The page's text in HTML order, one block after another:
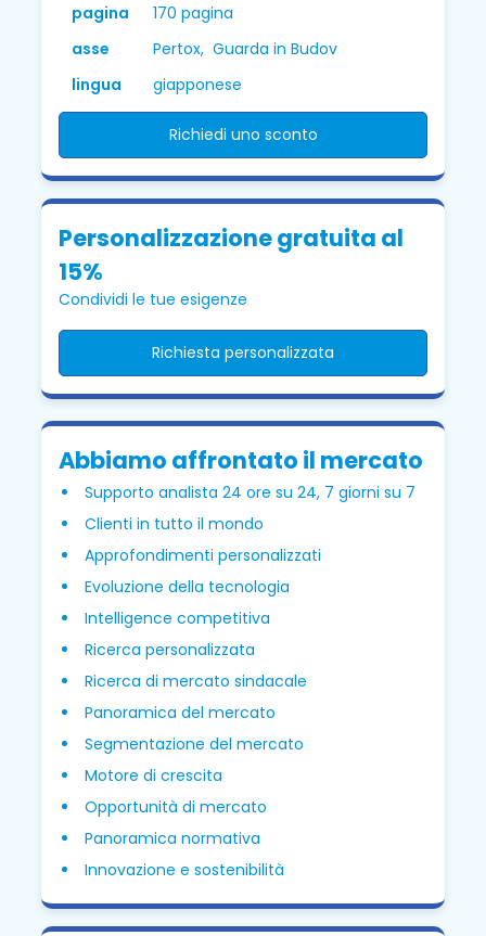
pagina
170 pagina
asse
Pertox, Guarda in Budov
lingua
giapponese
Richiedi uno sconto
Personalizzazione gratuita al
15%
Condividi le tue esigenze
Richiesta personalizzata
Abbiamo affrontato il mercato
Supporto analista 24 ore su 24, 7 giorni su 7
Clienti in tutto il mondo
Approfondimenti personalizzati
Evoluzione della tecnologia
Intelligence competitiva
Ricerca personalizzata
Ricerca di mercato sindacale
Panoramica del mercato
Segmentazione del mercato
Motore di crescita
Opportunità di mercato
Panoramica normativa
Innovazione e sostenibilità